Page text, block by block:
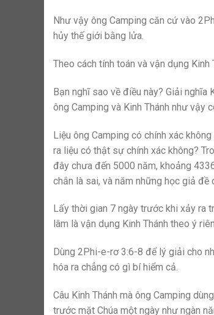
Như vậy ông Camping căn cứ vào
hủy thế giới bằng lửa.
Theo cách tính toán và vận dụng Kinh
Bạn nghĩ sao về điều này? Giải nghĩa
ông Camping và Kinh Thánh như vậy
Liệu ông Camping có chính xác
ra liệu có thật sự chính xác không?
đây chưa đến 5000 năm, khoảng
chắn là sai, và năm những học giả đề
Lấy thời gian 7 ngày trước khi xảy ra
lâm là vận dụng Kinh Thánh theo ý
Dùng 2Phi-e-rơ 3:6-8 để lý giải cho
hóa ra chẳng có gì bí hiểm cả.
Câu Kinh Thánh mà ông Camping
trước mặt Chúa một ngày như ngàn